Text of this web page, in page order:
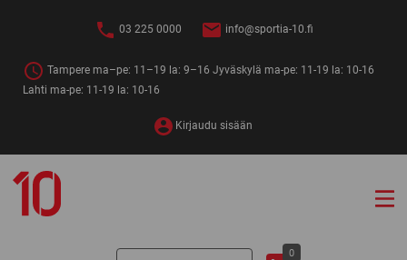
03 225 0000 info@sportia-10.fi
Tampere ma–pe: 11–19 la: 9–16 Jyväskylä ma-pe: 11-19 la: 10-16
Lahti ma-pe: 11-19 la: 10-16
Kirjaudu sisään
10
Search
0